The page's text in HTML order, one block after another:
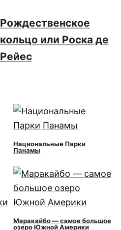
Рождественское
кольцо или Роска де
Рейес
Национальные Парки
Панамы
Маракайбо — самое большое
озеро Южной Америки